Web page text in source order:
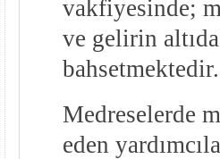
vakfiyesinde;
ve gelirin
bahsetmektedir.
Medreselerde
eden